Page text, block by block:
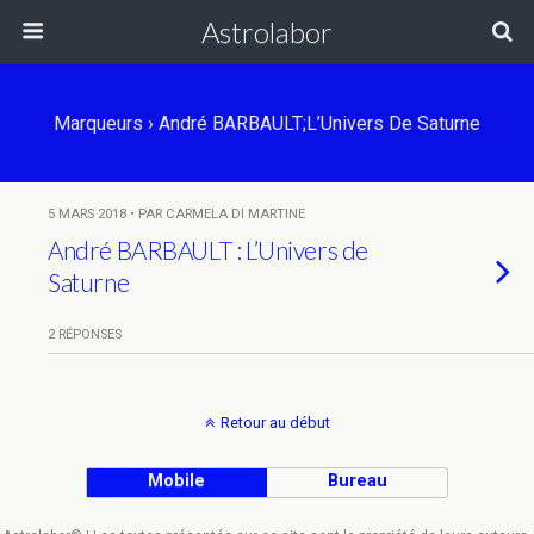
Astrolabor
Marqueurs › André BARBAULT;L’Univers De Saturne
5 MARS 2018 • PAR CARMELA DI MARTINE
André BARBAULT : L’Univers de
Saturne
2 RÉPONSES
Retour au début
Mobile Bureau